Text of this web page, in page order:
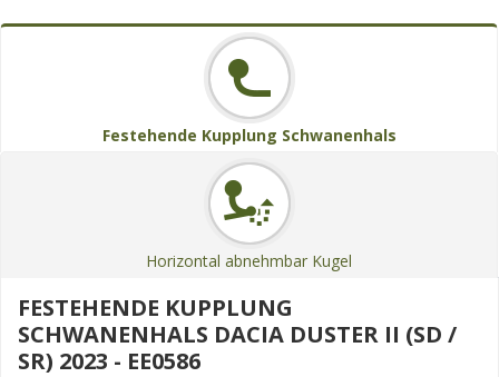
Festehende Kupplung Schwanenhals
Horizontal abnehmbar Kugel
FESTEHENDE KUPPLUNG
SCHWANENHALS DACIA DUSTER II (SD /
SR) 2023 - EE0586